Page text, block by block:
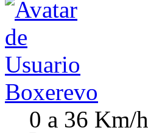
Boxerevo
0 a 36 Km/h